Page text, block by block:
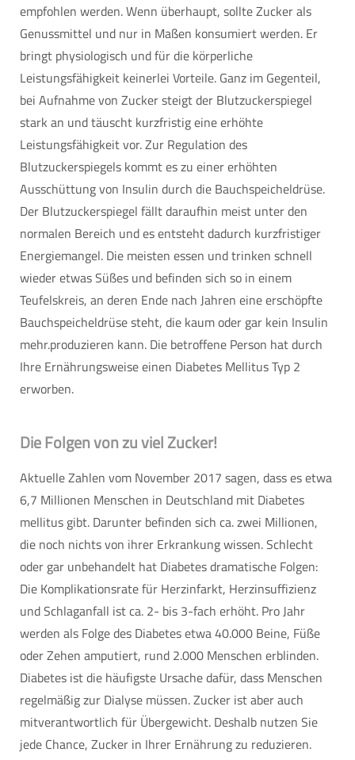
empfohlen werden. Wenn überhaupt, sollte Zucker als
Genussmittel und nur in Maßen konsumiert werden. Er
bringt physiologisch und für die körperliche
Leistungsfähigkeit keinerlei Vorteile. Ganz im Gegenteil,
bei Aufnahme von Zucker steigt der Blutzuckerspiegel
stark an und täuscht kurzfristig eine erhöhte
Leistungsfähigkeit vor. Zur Regulation des
Blutzuckerspiegels kommt es zu einer erhöhten
Ausschüttung von Insulin durch die Bauchspeicheldrüse.
Der Blutzuckerspiegel fällt daraufhin meist unter den
normalen Bereich und es entsteht dadurch kurzfristiger
Energiemangel. Die meisten essen und trinken schnell
wieder etwas Süßes und befinden sich so in einem
Teufelskreis, an deren Ende nach Jahren eine erschöpfte
Bauchspeicheldrüse steht, die kaum oder gar kein Insulin
mehr.produzieren kann. Die betroffene Person hat durch
Ihre Ernährungsweise einen Diabetes Mellitus Typ 2
erworben.
Die Folgen von zu viel Zucker!
Aktuelle Zahlen vom November 2017 sagen, dass es etwa
6,7 Millionen Menschen in Deutschland mit Diabetes
mellitus gibt. Darunter befinden sich ca. zwei Millionen,
die noch nichts von ihrer Erkrankung wissen. Schlecht
oder gar unbehandelt hat Diabetes dramatische Folgen:
Die Komplikationsrate für Herzinfarkt, Herzinsuffizienz
und Schlaganfall ist ca. 2- bis 3-fach erhöht. Pro Jahr
werden als Folge des Diabetes etwa 40.000 Beine, Füße
oder Zehen amputiert, rund 2.000 Menschen erblinden.
Diabetes ist die häufigste Ursache dafür, dass Menschen
regelmäßig zur Dialyse müssen. Zucker ist aber auch
mitverantwortlich für Übergewicht. Deshalb nutzen Sie
jede Chance, Zucker in Ihrer Ernährung zu reduzieren.